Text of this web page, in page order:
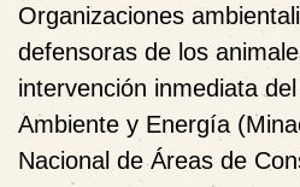
Organizaciones
defensoras de los
intervención inmediata
Ambiente y Energía
Nacional de Áreas de